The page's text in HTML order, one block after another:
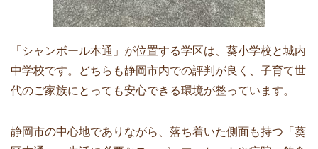
「シャンボール本通」が位置する学区は、葵小学校と城内
中学校です。どちらも静岡市内での評判が良く、子育て世
代のご家族にとっても安心できる環境が整っています。
静岡市の中心地でありながら、落ち着いた側面も持つ「葵